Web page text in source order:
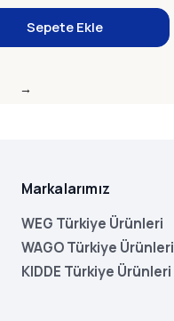
Sepete Ekle
→
Markalarımız
WEG Türkiye Ürünleri
WAGO Türkiye Ürünleri
KIDDE Türkiye Ürünleri